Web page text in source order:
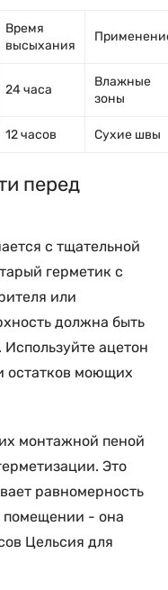
Время
высыхания
24 часа
Влажные
зоны
12 часов Сухие швы
перед
с тщательной
герметик с
или
должна быть
ацетон
остатков моющих
монтажной пеной
Это
равномерность
помещении - она
Цельсия для